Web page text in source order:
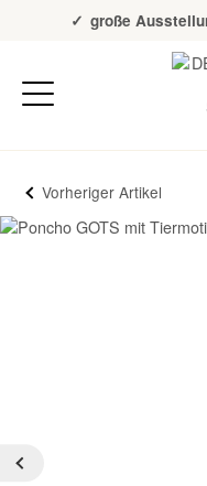
Über 20 Jahre
große
Vorheriger Artikel